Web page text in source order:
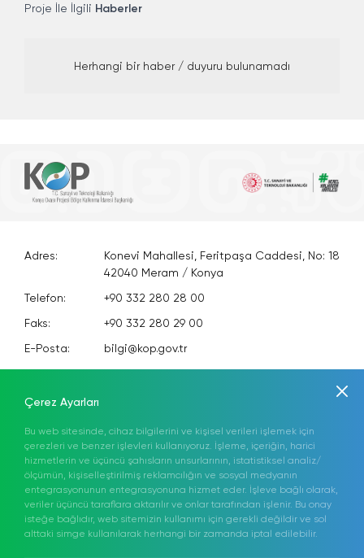
Proje İle İlgili Haberler
Herhangi bir haber / duyuru bulunamadı
Adres:
Konevi Mahallesi, Feritpaşa Caddesi, No: 18
42040 Meram / Konya
Telefon:
+90 332 280 28 00
Faks:
+90 332 280 29 00
E-Posta:
bilgi@kop.gov.tr
KEP:
kopbki@hs01.kep.tr
Anasayfa
Elektronik Proje İzleme Sistemi (ELİS)
Sosyal Medyada
Bizi Takip Edin!
Çerez Ayarları
Bu web sitesinde, cihaz bilgilerini ve kişisel verileri işlemek için
çerezleri ve benzer işlevleri kullanıyoruz. İşleme, içeriğin, harici
hizmetlerin ve üçüncü şahısların unsurlarının, istatistiksel analiz/
ölçümün, kişiselleştirilmiş reklamcılığın ve sosyal medyanın
entegrasyonunun entegrasyonuna hizmet eder. İşleve bağlı olarak,
veriler üçüncü taraflara aktarılır ve onlar tarafından işlenir. Bu onay
isteğe bağlıdır, web sitemizin kullanımı için gerekli değildir ve sol
alttaki simge kullanılarak herhangi bir zamanda iptal edilebilir.